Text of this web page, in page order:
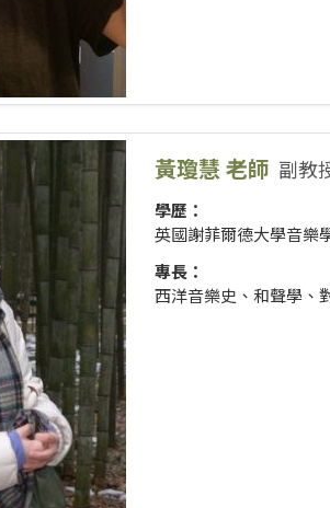
黃瓊慧 老師 副教
學歷：
英國謝菲爾德大學音樂
專長：
西洋音樂史、和聲學、